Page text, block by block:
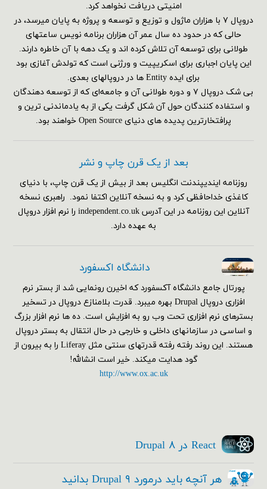
امنیتی دریافت نخواهد کرد.
دروپال ۷ با هزاران ماژول و توزیع و توسعه و پروژه به پایان میرسد، در
حالی که در حدود ده سال عمر آن هزاران برنامه نویس ساعتهای
طولانی برای توسعه آن تلاش کرده اند و یک دهه با آن خاطره دارند.
این پایان اجباری برای اسکریپیت و ورژنی است که تولدش آغازی بود
برای ایده Entity ها در دروپالهای بعدی.
بی شک دروپال ۷ و دوره طولانی آن و جامعه‌ای که از توسعه دهندگان
و استفاده کنندگان حول آن شکل گرفت یکی از به یادماندنی ترین و
پرافتخارترین پدیده های دنیای Open Source خواهند بود.
بعد از یک قرن چاپ و نشر
روزنامه ایندیپندنت انگلیس بعد از بیش از یک قرن چاپ، با دنیای
کاغذی خداحافظی کرد و به نسخه آنلاین اکتفا نمود. راهبری نسخه
آنلاین این روزنامه در این آدرس independent.co.uk را نرم افزار دروپال
به عهده دارد.
دانشگاه اکسفورد
پورتال جامع دانشگاه آکسفورد که اخیرن رونمایی شد از بستر نرم
افزاری دروپال Drupal بهره میبرد. قدرت بلامنازع دروپال در تسخیر
بسترهای نرم افزاری تحت وب رو به افزایش است. ده ها نرم افزار بزرگ
و اساسی در سازمانهای داخلی و خارجی در حال انتقال به بستر دروپال
هستند. این روند رفته رفته قدرتهای سنتی مثل Liferay را به بیرون از
گود هدایت میکند. خیر است انشالله!
http://www.ox.ac.uk
React در Drupal ۸
هر آنچه باید درمورد Drupal ۹ بدانید